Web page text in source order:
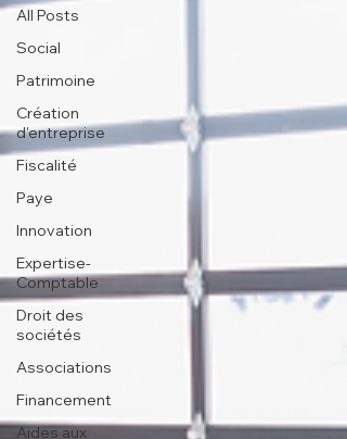
All Posts
Social
Patrimoine
Création
d'entreprise
Fiscalité
Paye
Innovation
Expertise-
Comptable
Droit des
sociétés
Associations
Financement
Aides aux